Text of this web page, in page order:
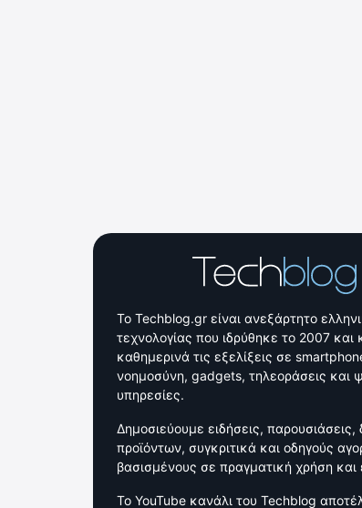
Το Techblog.gr είναι ανεξάρτητο
τεχνολογίας που ιδρύθηκε το 2007 και
καθημερινά τις εξελίξεις σε
νοημοσύνη, gadgets, τηλεοράσεις και
υπηρεσίες.
Δημοσιεύουμε ειδήσεις, παρουσιάσεις,
προϊόντων, συγκριτικά και οδηγούς
βασισμένους σε πραγματική χρήση και
Το YouTube κανάλι του Techblog